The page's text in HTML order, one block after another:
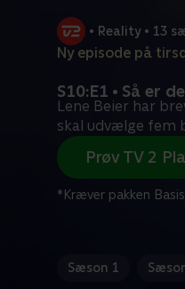
• Reality • 13
Ny episode på
S10:E1 • Så er
Lene Beier har
skal udvælge fem
Prøv TV 2
*Kræver pakken
Sæson 1